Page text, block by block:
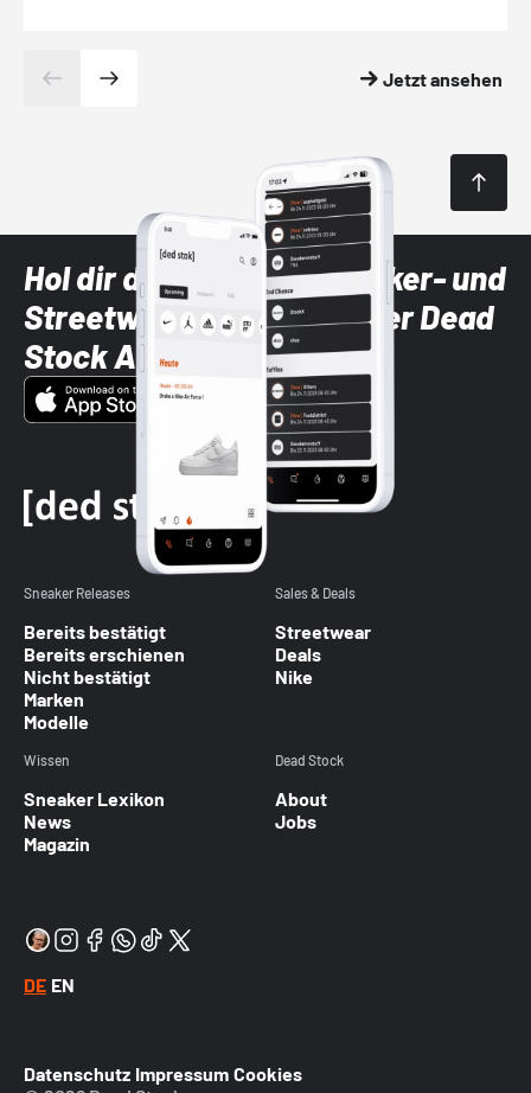
Jetzt ansehen
Hol dir die neuesten Sneaker- und
Streetwear-Brands mit der Dead
Stock App
Sneaker Releases
Bereits bestätigt
Bereits erschienen
Nicht bestätigt
Marken
Modelle
Sales & Deals
Streetwear
Deals
Nike
Wissen
Sneaker Lexikon
News
Magazin
Dead Stock
About
Jobs
DE EN
Datenschutz Impressum Cookies